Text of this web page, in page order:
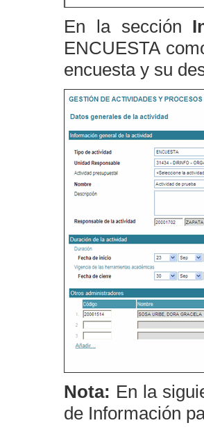
En la sección
ENCUESTA
encuesta y su
Nota: En la
de Información